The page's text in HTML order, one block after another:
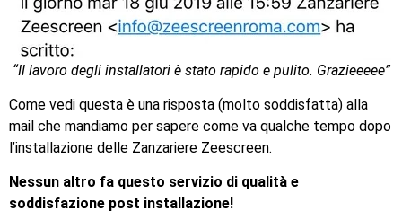
“Il lavoro degli installatori è stato rapido e pulito. Grazieeeee”
Come vedi questa è una risposta (molto soddisfatta) alla
mail che mandiamo per sapere come va qualche tempo dopo
l’installazione delle Zanzariere Zeescreen.
Nessun altro fa questo servizio di qualità e
soddisfazione post installazione!